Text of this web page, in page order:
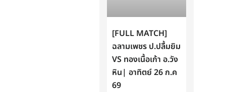
[FULL MATCH]
ฉลามเพชร ป.ปลื้มยิม
VS ทองเนื้อเก้า อ.วัง
หิน| อาทิตย์ 26 ก.ค
69